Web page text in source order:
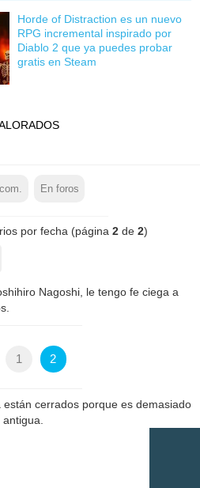
Horde of Distraction es un nuevo
RPG incremental inspirado por
Diablo 2 que ya puedes probar
gratis en Steam
com. En foros
por fecha (página 2de 2)
Nagoshi, le tengo fe ciega a
1 2
cerrados porque es demasiado
antigua.